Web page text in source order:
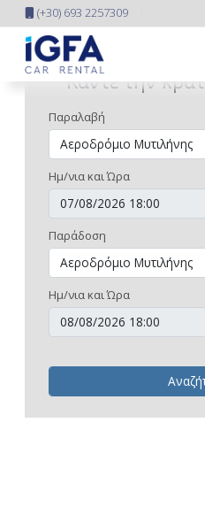
(+30) 693 2257309
Κάντε την
Παραλαβή
Ημ/νια και Ώρα
Παράδοση
Ημ/νια και Ώρα